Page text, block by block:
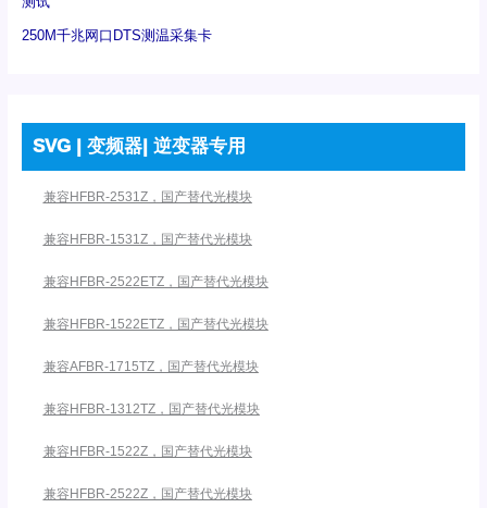
250M千兆网口DTS测温采集卡
SVG | 变频器| 逆变器专用
兼容HFBR-2531Z，国产替代光模块
兼容HFBR-1531Z，国产替代光模块
兼容HFBR-2522ETZ，国产替代光模块
兼容HFBR-1522ETZ，国产替代光模块
兼容AFBR-1715TZ，国产替代光模块
兼容HFBR-1312TZ，国产替代光模块
兼容HFBR-1522Z，国产替代光模块
兼容HFBR-2522Z，国产替代光模块